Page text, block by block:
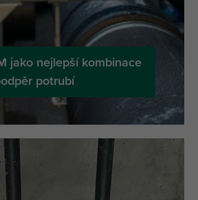
jako nejlepší kombinace
potrubí